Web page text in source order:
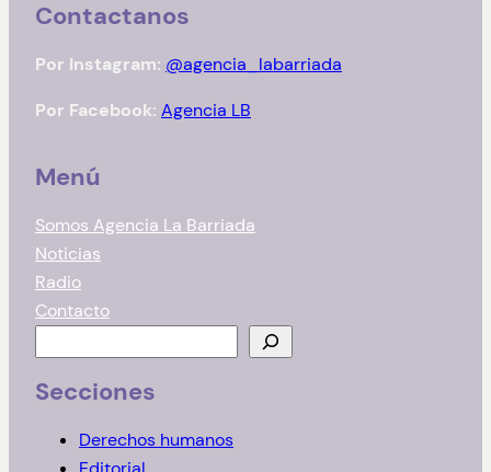
Contactanos
Por Instagram: @agencia_labarriada
Por Facebook: Agencia LB
Menú
Somos Agencia La Barriada
Noticias
Radio
Contacto
u
s
Secciones
Derechos humanos